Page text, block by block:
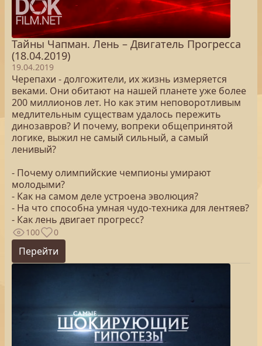
Тайны Чапман. Лень – Двигатель Прогресса
(18.04.2019)
19.04.2019
Черепахи - долгожители, их жизнь измеряется
веками. Они обитают на нашей планете уже более
200 миллионов лет. Но как этим неповоротливым
медлительным существам удалось пережить
динозавров? И почему, вопреки общепринятой
логике, выжил не самый сильный, а самый
ленивый?
- Почему олимпийские чемпионы умирают
молодыми?
- Как на самом деле устроена эволюция?
- На что способна умная чудо-техника для лентяев?
- Как лень двигает прогресс?
100 0
Перейти